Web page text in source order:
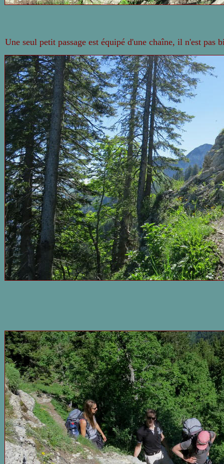
Une seul petit passage est équipé d'une chaîne, il n'est pas